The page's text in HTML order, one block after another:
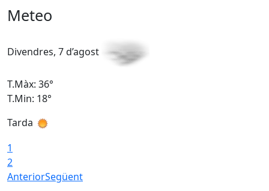
Meteo
Divendres, 7 d’agost
T.Màx: 36°
T.Min: 18°
Tarda
1
2
AnteriorSegüent